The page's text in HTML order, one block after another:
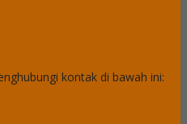
kontak di bawah ini: